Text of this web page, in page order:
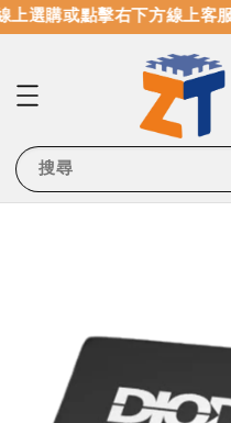
選購或點擊右下方線上客
搜尋